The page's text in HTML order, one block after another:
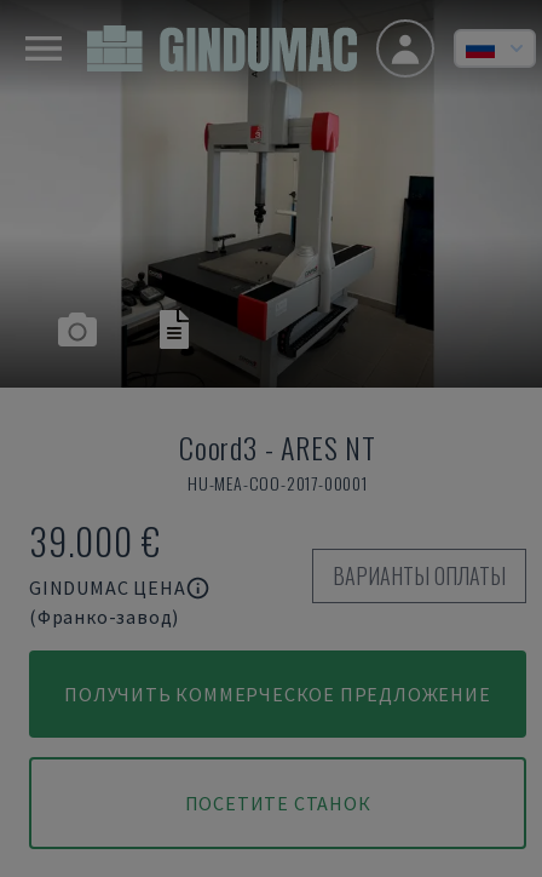
Coord3 - ARES NT
HU-MEA-COO-2017-00001
39.000 €
GINDUMAC ЦЕНА
(Франко-завод)
ВАРИАНТЫ ОПЛАТЫ
ПОЛУЧИТЬ КОММЕРЧЕСКОЕ ПРЕДЛОЖЕНИЕ
ПОСЕТИТЕ СТАНОК